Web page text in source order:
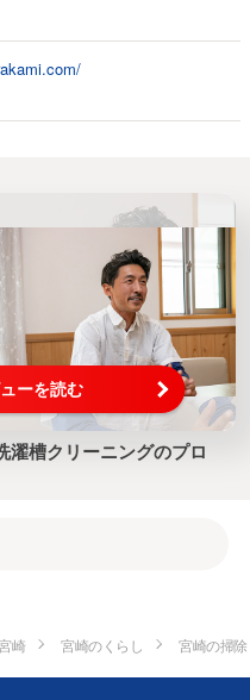
ーを読む
濯槽クリーニングのプロ
崎 宮崎のくらし 宮崎の掃